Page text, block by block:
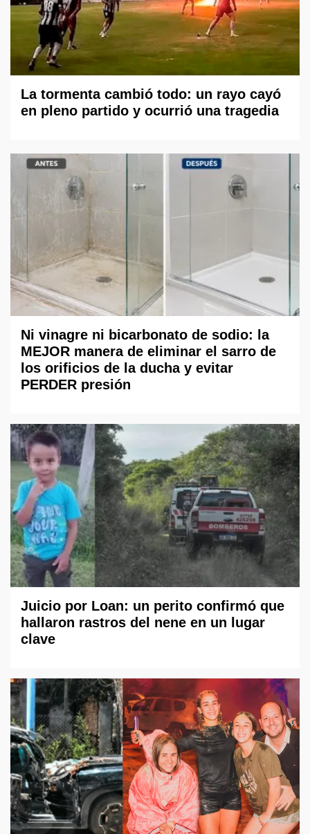
La tormenta cambió todo: un rayo cayó
en pleno partido y ocurrió una tragedia
Ni vinagre ni bicarbonato de sodio: la
MEJOR manera de eliminar el sarro de
los orificios de la ducha y evitar
PERDER presión
Juicio por Loan: un perito confirmó que
hallaron rastros del nene en un lugar
clave